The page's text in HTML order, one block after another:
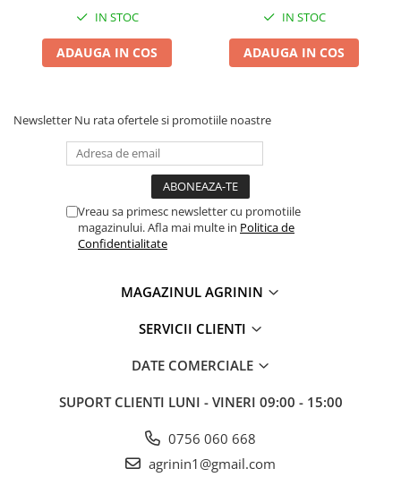
IN STOC
ADAUGA IN COS
IN STOC
ADAUGA IN COS
Newsletter Nu rata ofertele si promotiile noastre
Vreau sa primesc newsletter cu promotiile
magazinului. Afla mai multe in Politica de
Confidentialitate
MAGAZINUL AGRININ
SERVICII CLIENTI
DATE COMERCIALE
SUPORT CLIENTI LUNI - VINERI 09:00 - 15:00
0756 060 668
agrinin1@gmail.com